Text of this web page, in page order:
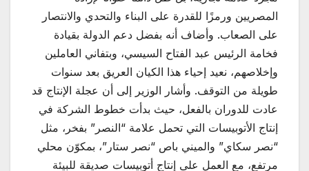
المصريين ورمزًا للقدرة على البناء والتحدي والانتصار
على الصعاب. وأضاف أنه بفضل دعم الدولة بقيادة
فخامة الرئيس عبد الفتاح السيسي، وبتفاني العاملين
وإخلاصهم، نعيد إحياء هذا الكيان العريق بعد سنوات
طويلة من التوقف. وأشار الوزير إلى أن عجلة الإنتاج قد
عادت للدوران بالفعل، حيث بدأت خطوط الشركة في
إنتاج الأتوبيسات التي تحمل علامة “النصر” بفخر، مثل
“نصر سكاي” والميني باص “نصر ستار”، بمكوّن محلي
مرتفع، مع العمل على إنتاج أتوبيسات صديقة للبيئة